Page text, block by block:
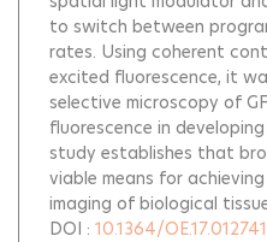
to switch between
rates. Using coherent
excited fluorescence, it
selective microscopy of
fluorescence in
study establishes that
viable means for
imaging of biological
DOI : 10.1364/OE.17.012741